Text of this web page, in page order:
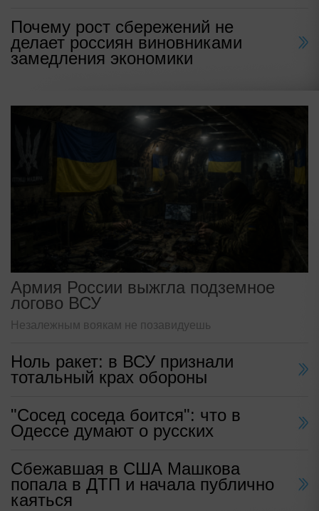
Почему рост сбережений не
делает россиян виновниками
замедления экономики
Армия России выжгла подземное
логово ВСУ
Незалежным воякам не позавидуешь
Ноль ракет: в ВСУ признали
тотальный крах обороны
"Сосед соседа боится": что в
Одессе думают о русских
Сбежавшая в США Машкова
попала в ДТП и начала публично
каяться